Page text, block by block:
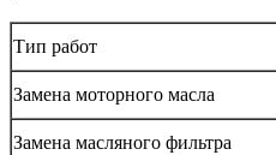
Тип работ
Замена моторного масла
Замена масляного фильтра